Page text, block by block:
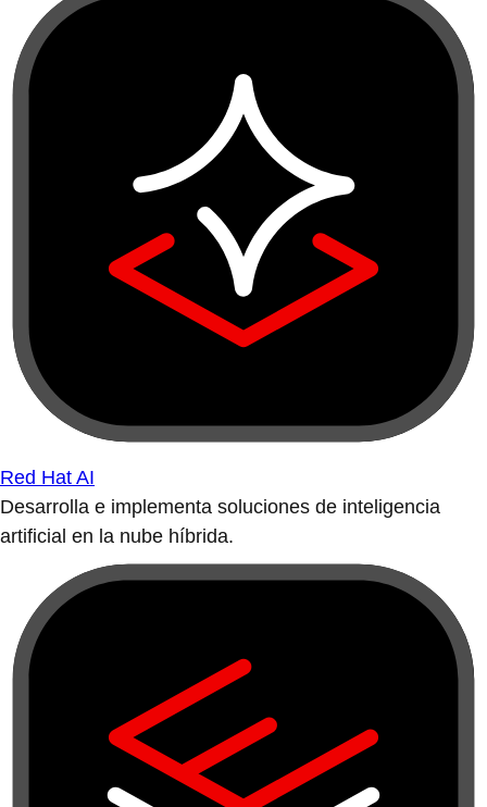
Red Hat AI
Desarrolla e implementa soluciones de inteligencia
artificial en la nube híbrida.